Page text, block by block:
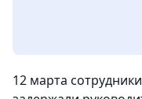
12 марта